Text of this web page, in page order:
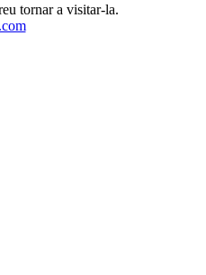
tornar a visitar-la.